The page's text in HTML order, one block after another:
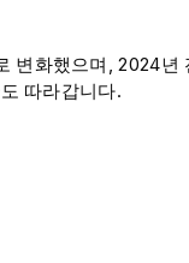
변화했으며, 2024년
따라갑니다.